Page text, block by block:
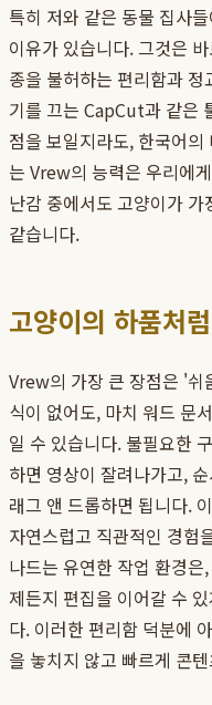
특히 저와 같은 동물 집사들
이유가 있습니다. 그것은
종을 불허하는 편리함과
기를 끄는 CapCut과 같은
점을 보일지라도, 한국어
는 Vrew의 능력은 우리에
난감 중에서도 고양이가
같습니다.
고양이의 하품처
Vrew의 가장 큰 장점은 '쉬
식이 없어도, 마치 워드 문
일 수 있습니다. 불필요한
하면 영상이 잘려나가고,
래그 앤 드롭하면 됩니다.
자연스럽고 직관적인 경험
나드는 유연한 작업 환경
제든지 편집을 이어갈 수
다. 이러한 편리함 덕분에
을 놓치지 않고 빠르게 콘